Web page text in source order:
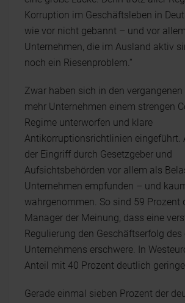
Korruption im Geschäftsleben in
wie vor nicht gebannt – und vor
Unternehmen, die im Ausland aktiv
noch ein Riesenproblem.“
Zwar haben sich in den
mehr Unternehmen einem strengen
Regime unterworfen und klare
Antikorruptionsrichtlinien eingeführt.
der Eingriff durch Gesetzgeber und
Aufsichtsbehörden vor allem als
Unternehmen empfunden – und
wahrgenommen. So sind 59 Prozent
Manager der Meinung, dass eine
Regulierung den Geschäftserfolg des
Unternehmens erschwere. In
Anteil mit 40 Prozent deutlich
Gerade einmal sieben Prozent der